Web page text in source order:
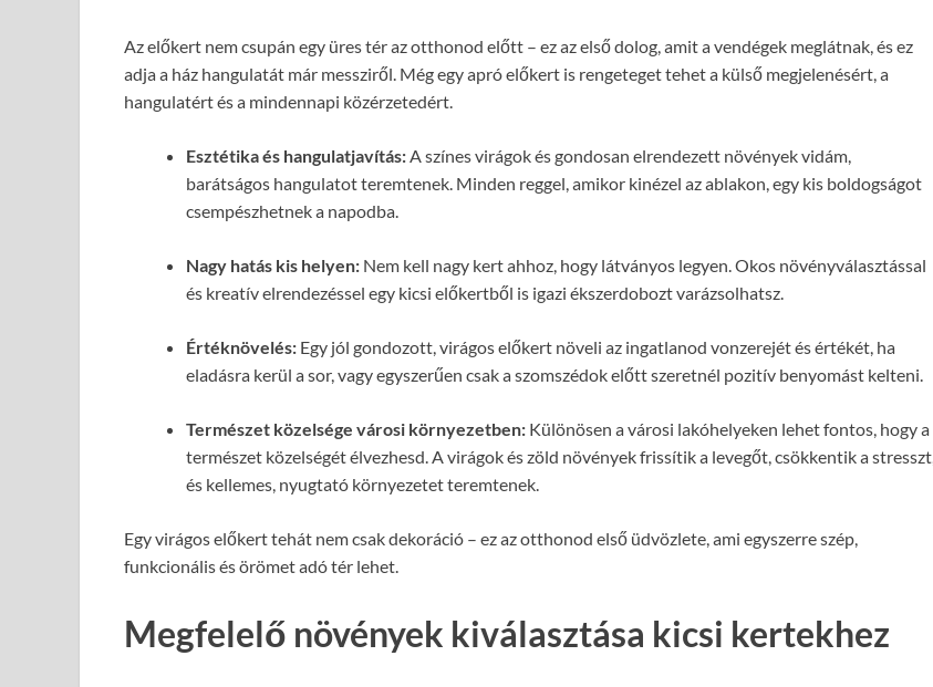
Az előkert nem csupán egy üres tér az otthonod előtt – ez az első dolog, amit a vendégek meglátnak, és ez
adja a ház hangulatát már messziről. Még egy apró előkert is rengeteget tehet a külső megjelenésért, a
hangulatért és a mindennapi közérzetedért.
Esztétika és hangulatjavítás: A színes virágok és gondosan elrendezett növények vidám,
barátságos hangulatot teremtenek. Minden reggel, amikor kinézel az ablakon, egy kis boldogságot
csempészhetnek a napodba.
Nagy hatás kis helyen: Nem kell nagy kert ahhoz, hogy látványos legyen. Okos növényválasztással
és kreatív elrendezéssel egy kicsi előkertből is igazi ékszerdobozt varázsolhatsz.
Értéknövelés: Egy jól gondozott, virágos előkert növeli az ingatlanod vonzerejét és értékét, ha
eladásra kerül a sor, vagy egyszerűen csak a szomszédok előtt szeretnél pozitív benyomást kelteni.
Természet közelsége városi környezetben: Különösen a városi lakóhelyeken lehet fontos, hogy a
természet közelségét élvezhesd. A virágok és zöld növények frissítik a levegőt, csökkentik a stresszt,
és kellemes, nyugtató környezetet teremtenek.
Egy virágos előkert tehát nem csak dekoráció – ez az otthonod első üdvözlete, ami egyszerre szép,
funkcionális és örömet adó tér lehet.
Megfelelő növények kiválasztása kicsi kertekhez